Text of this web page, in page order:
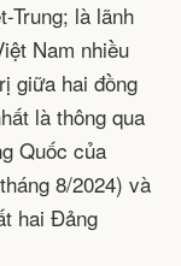
Trung; là lãnh
Nam nhiều
giữa hai đồng
là thông qua
Quốc của
8/2024) và
hai Đảng